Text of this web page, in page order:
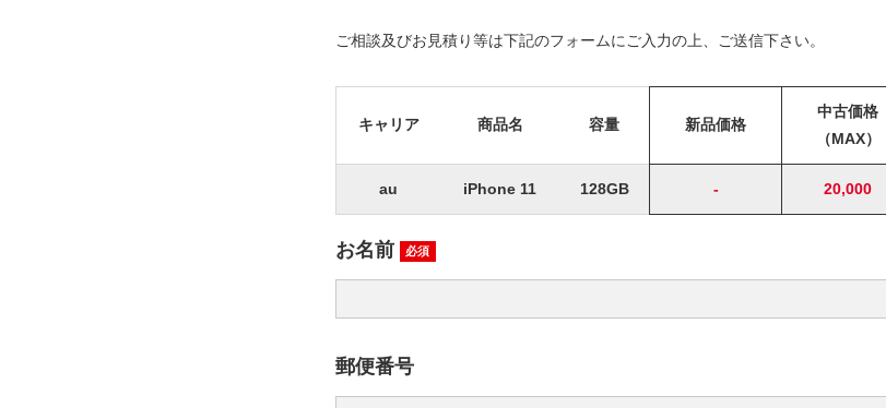
ご相談及びお見積り等は下記のフォームにご入力の上、ご送信下さい。
キャリア 商品名 容量 新品価格
中古価格
（MAX）
au iPhone 11 128GB - 20,000
お名前 必須
郵便番号